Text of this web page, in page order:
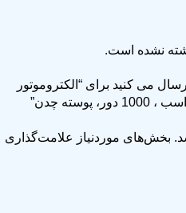
نشده است.
می کنید برای “الکتروموتور
بخش‌های موردنیاز علامت‌گذاری